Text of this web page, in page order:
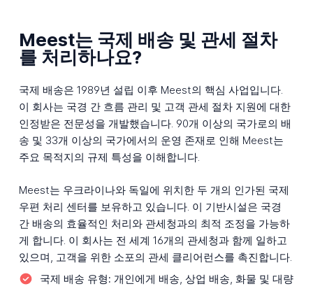
Meest는 국제 배송 및 관세 절차
를 처리하나요?
국제 배송은 1989년 설립 이후 Meest의 핵심 사업입니다.
이 회사는 국경 간 흐름 관리 및 고객 관세 절차 지원에 대한
인정받은 전문성을 개발했습니다. 90개 이상의 국가로의 배
송 및 33개 이상의 국가에서의 운영 존재로 인해 Meest는
주요 목적지의 규제 특성을 이해합니다.
Meest는 우크라이나와 독일에 위치한 두 개의 인가된 국제
우편 처리 센터를 보유하고 있습니다. 이 기반시설은 국경
간 배송의 효율적인 처리와 관세청과의 최적 조정을 가능하
게 합니다. 이 회사는 전 세계 16개의 관세청과 함께 일하고
있으며, 고객을 위한 소포의 관세 클리어런스를 촉진합니다.
국제 배송 유형: 개인에게 배송, 상업 배송, 화물 및 대량